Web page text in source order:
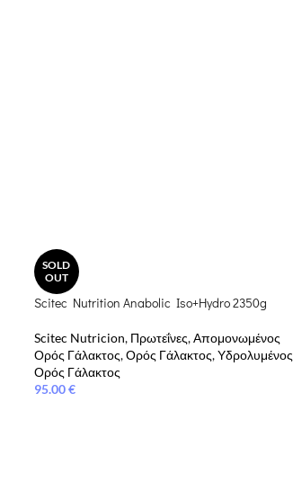
SOLD
OUT
Scitec Nutrition Anabolic Iso+Hydro 2350g
Scitec Nutricion, Πρωτεΐνες, Απομονωμένος
Ορός Γάλακτος, Ορός Γάλακτος, Υδρολυμένος
Ορός Γάλακτος
95.00€